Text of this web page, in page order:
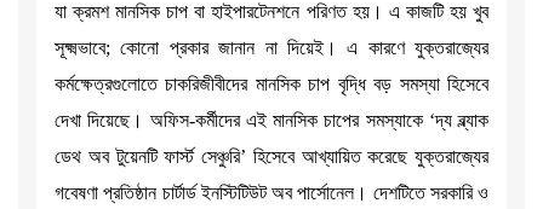
যা ক্রমশ মানসিক চাপ বা হাইপারটেনশনে পরিণত হয়। এ কাজটি হয় খুব
সূক্ষ্মভাবে; কোনো প্রকার জানান না দিয়েই। এ কারণে যুক্তরাজ্যের
কর্মক্ষেত্রগুলোতে চাকরিজীবীদের মানসিক চাপ বৃদ্ধি বড় সমস্যা হিসেবে
দেখা দিয়েছে। অফিস-কর্মীদের এই মানসিক চাপের সমস্যাকে ‘দ্য ব্ল্যাক
ডেথ অব টুয়েনটি ফার্স্ট সেঞ্চুরি’ হিসেবে আখ্যায়িত করেছে যুক্তরাজ্যের
গবেষণা প্রতিষ্ঠান চার্টার্ড ইনস্টিটিউট অব পার্সোনেল। দেশটিতে সরকারি ও